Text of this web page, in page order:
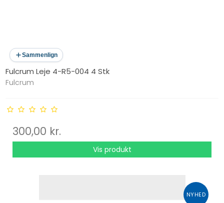
Sammenlign
Fulcrum Leje 4-R5-004 4 Stk
Fulcrum
300,00 kr.
Vis produkt
NYHED